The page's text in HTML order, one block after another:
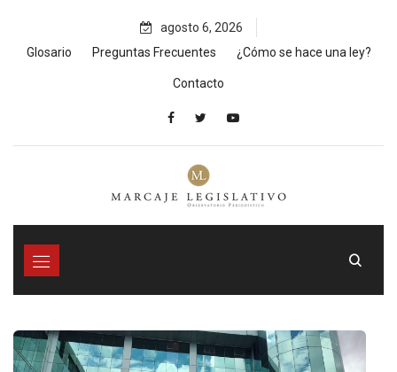
content
agosto 6, 2026
Glosario
Preguntas Frecuentes ¿Cómo se hace una ley?
Contacto